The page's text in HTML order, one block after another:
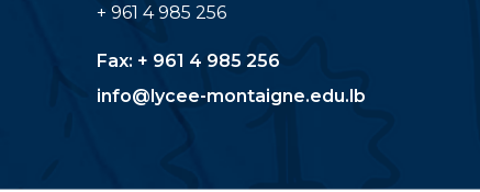
+ 961 4 985 256
Fax: + 961 4 985 256
info@lycee-montaigne.edu.lb